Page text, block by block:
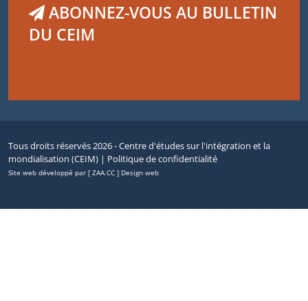
ABONNEZ-VOUS AU BULLETIN
DU CEIM
Tous droits réservés 2026 - Centre d'études sur l'intégration et la
mondialisation (CEIM) | Politique de confidentialité
Site web développé par [ ZAA.CC ] Design web